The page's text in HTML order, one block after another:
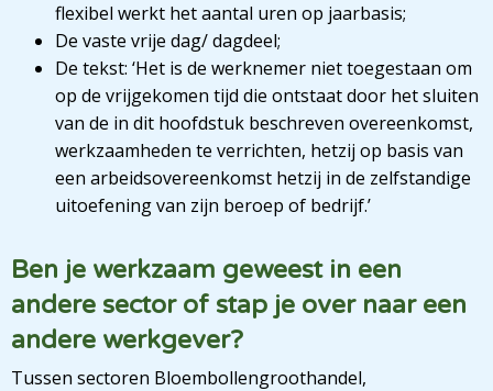
flexibel werkt het aantal uren op jaarbasis;
De vaste vrije dag/ dagdeel;
De tekst: ‘Het is de werknemer niet toegestaan om
op de vrijgekomen tijd die ontstaat door het sluiten
van de in dit hoofdstuk beschreven overeenkomst,
werkzaamheden te verrichten, hetzij op basis van
een arbeidsovereenkomst hetzij in de zelfstandige
uitoefening van zijn beroep of bedrijf.’
Ben je werkzaam geweest in een
andere sector of stap je over naar een
andere werkgever?
Tussen sectoren Bloembollengroothandel,